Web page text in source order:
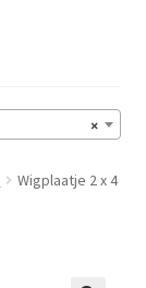
×
Wigplaatje 2 x 4